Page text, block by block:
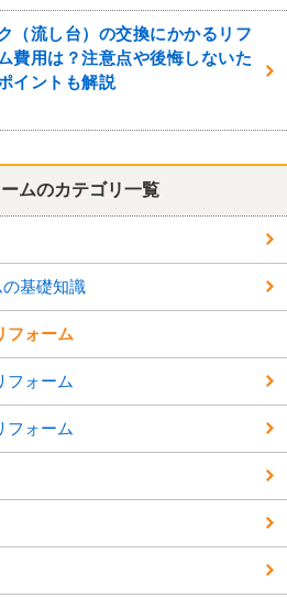
（流し台）の交換にかかるリフ
費用は？注意点や後悔しないた
イントも解説
ムのカテゴリ一覧
基礎知識
フォーム
フォーム
フォーム